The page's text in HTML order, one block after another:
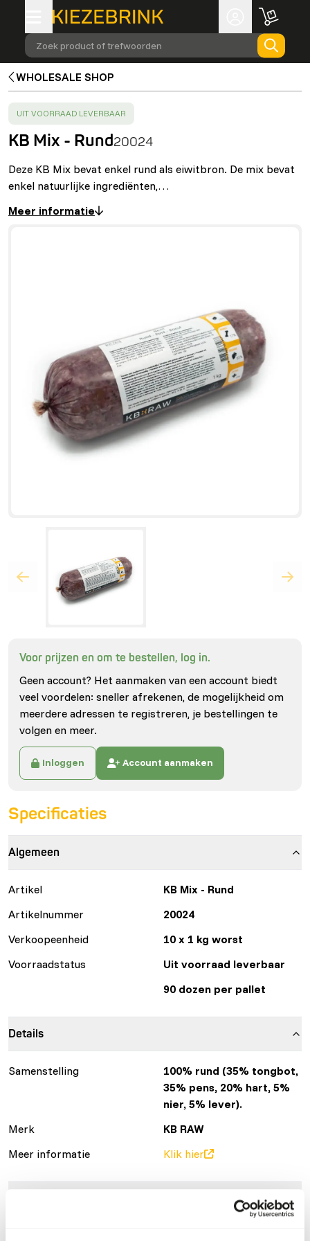
Zoek product of trefwoorden
WHOLESALE SHOP
SUCCESS:
UIT VOORRAAD LEVERBAAR
KB Mix - Rund20024
Deze KB Mix bevat enkel rund als eiwitbron. De mix bevat
enkel natuurlijke ingrediënten,…
Meer informatie
Voor prijzen en om te bestellen, log in.
Geen account? Het aanmaken van een account biedt
veel voordelen: sneller afrekenen, de mogelijkheid om
meerdere adressen te registreren, je bestellingen te
volgen en meer.
Inloggen Account aanmaken
Specificaties
Algemeen
Artikel
KB Mix - Rund
Artikelnummer
20024
Verkoopeenheid
10 x 1 kg worst
Voorraadstatus
Uit voorraad leverbaar
90 dozen per pallet
Details
Samenstelling
100% rund (35% tongbot,
35% pens, 20% hart, 5%
nier, 5% lever).
Merk
KB RAW
Meer informatie
Klik hier